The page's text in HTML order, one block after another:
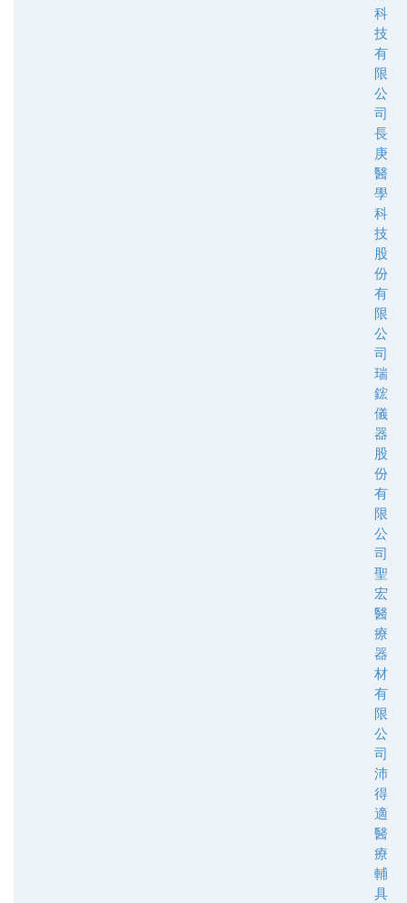
科
技
有
限
公
司
長
庚
醫
學
科
技
股
份
有
限
公
司
瑞
鋐
儀
器
股
份
有
限
公
司
聖
宏
醫
療
器
材
有
限
公
司
沛
得
適
醫
療
輔
具